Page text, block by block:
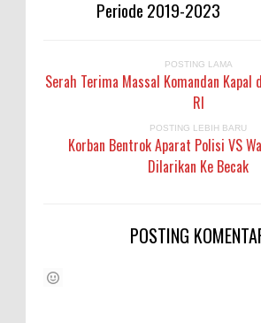
Periode 2019-2023
POSTING LAMA
Serah Terima Massal Komandan Kapal
RI
POSTING LEBIH BARU
Korban Bentrok Aparat Polisi VS
Dilarikan Ke Becak
POSTING